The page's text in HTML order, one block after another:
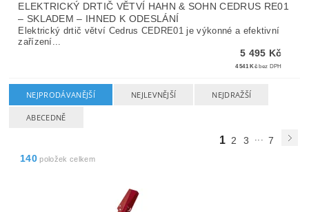
ELEKTRICKÝ DRTIČ VĚTVÍ HAHN & SOHN CEDRUS RE01
– SKLADEM – IHNED K ODESLÁNÍ
Elektrický drtič větví Cedrus CEDRE01 je výkonné a efektivní
zařízení...
5 495 Kč
4 541 Kč bez DPH
NEJPRODÁVANĚJŠÍ NEJLEVNĚJŠÍ NEJDRAŽŠÍ
ABECEDNĚ
1 2 3 ... 7
140 položek celkem